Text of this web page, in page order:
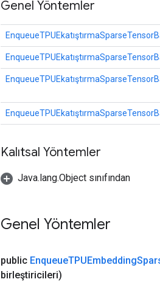
Genel Yöntemler
Kalıtsal Yöntemler
Java.lang.Object sınıfından
Genel Yöntemler
public EnqueueTPUEmbedding
birleştiricileri)